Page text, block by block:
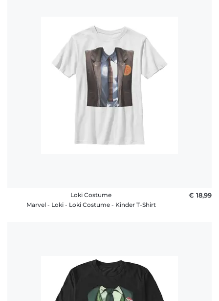
Loki Costume
Marvel - Loki - Loki Costume - Kinder T-Shirt
€ 18,99